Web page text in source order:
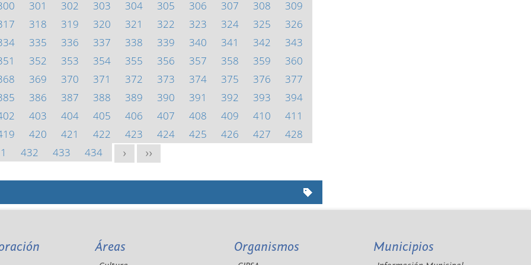
301 302 303 304 305 306 307 308
309
318 319 320 321 322 323 324 325
326
335 336 337 338 339 340 341 342
343
352 353 354 355 356 357 358 359
360
369 370 371 372 373 374 375 376
377
386 387 388 389 390 391 392 393
394
403 404 405 406 407 408 409 410
411
420 421 422 423 424 425 426 427
428
432 433 434 > >>
Áreas Organismos Municipios